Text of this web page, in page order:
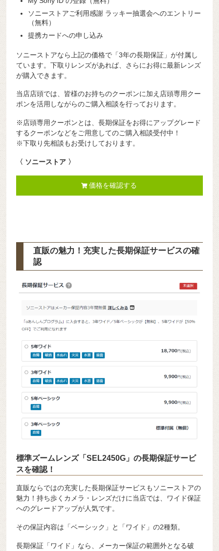
ソニーストアご利用感謝 ラッキー抽選会へのエントリー
（無料）
提携カードへの申し込み
ソニーストアなら上記の価格で「3年の長期保証」が付属し
ています。下取りレンズがあれば、さらにお得に最新レンズ
が購入できます。
当店店頭では、皆様のお持ちのクーポンに加え店頭専用クー
ポンを活用しながらのご購入相談を行っております。
※店頭専用クーポンとは、長期保証をお得にアップグレード
するクーポンなどをご用意してのご購入相談受付中！
※下取り先相談もお受けしております。
〈 ソニーストア 〉
価格を確認する
直販の魅力！充実した長期保証サービスの確
認
標準ズームレンズ「SEL2450G」の長期保証サービ
スを確認！
直販ならではの充実した長期保証サービスもソニーストアの
魅力！持ち歩くカメラ・レンズだけに当店では、ワイド保証
へのグレードアップが人気です。
その保証内容は「ベーシック」と「ワイド」の2種類。
長期保証「ワイド」なら、メーカー保証の範囲外となる破